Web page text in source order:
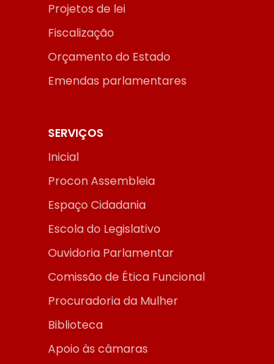
Projetos de lei
Fiscalização
Orçamento do Estado
Emendas parlamentares
SERVIÇOS
Inicial
Procon Assembleia
Espaço Cidadania
Escola do Legislativo
Ouvidoria Parlamentar
Comissão de Ética Funcional
Procuradoria da Mulher
Biblioteca
Apoio às câmaras